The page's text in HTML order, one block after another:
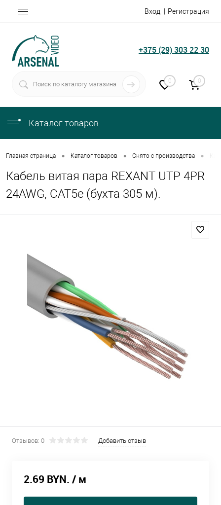
Вход Регистрация
+375 (29) 303 22 30
0 0
Каталог товаров
Главная страница • Каталог товаров • Снято с производства •
Кабель витая пара REXANT UTP 4PR
24AWG, CAT5e (бухта 305 м).
Отзывов: 0 Добавить отзыв
2.69 BYN. / м